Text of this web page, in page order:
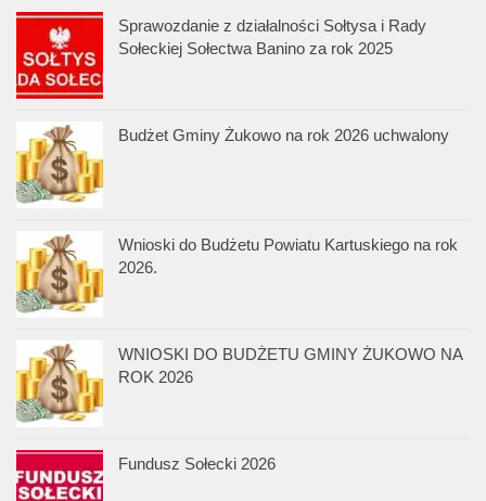
Sprawozdanie z działalności Sołtysa i Rady
Sołeckiej Sołectwa Banino za rok 2025
Budżet Gminy Żukowo na rok 2026 uchwalony
Wnioski do Budżetu Powiatu Kartuskiego na rok
2026.
WNIOSKI DO BUDŻETU GMINY ŻUKOWO NA
ROK 2026
Fundusz Sołecki 2026